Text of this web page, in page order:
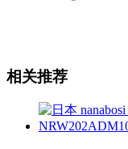
相关推荐